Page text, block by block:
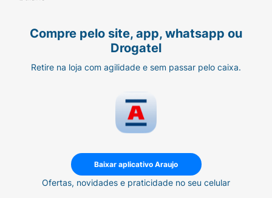
meses de idade, a não ser por indicação
expressa de médico ou nutricionista.O
aleitamento materno evita infecções e
anos de idade ou mais.Não consuma se a
embalagem estiver violada.A tampa desse
produto deve ser mantida fora do alcance
Compre pelo site, app, whatsapp ou
Drogatel
Retire na loja com agilidade e sem passar pelo caixa.
Baixar aplicativo Araujo
Ofertas, novidades e praticidade no seu celular